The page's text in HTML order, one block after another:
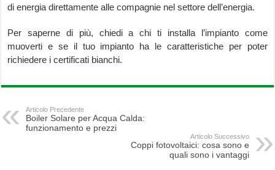
di energia direttamente alle compagnie nel settore dell’energia.
Per saperne di più, chiedi a chi ti installa l’impianto come
muoverti e se il tuo impianto ha le caratteristiche per poter
richiedere i certificati bianchi.
Articolo Precedente
Boiler Solare per Acqua Calda:
funzionamento e prezzi
Articolo Successivo
Coppi fotovoltaici: cosa sono e
quali sono i vantaggi